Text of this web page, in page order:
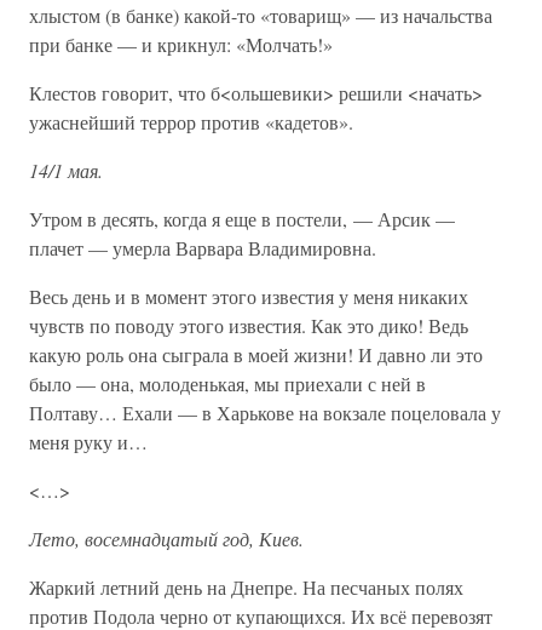
хлыстом (в банке) какой-то «товарищ» — из начальства
при банке — и крикнул: «Молчать!»
Клестов говорит, что б<ольшевики> решили <начать>
ужаснейший террор против «кадетов».
14/1 мая.
Утром в десять, когда я еще в постели, — Арсик —
плачет — умерла Варвара Владимировна.
Весь день и в момент этого известия у меня никаких
чувств по поводу этого известия. Как это дико! Ведь
какую роль она сыграла в моей жизни! И давно ли это
было — она, молоденькая, мы приехали с ней в
Полтаву… Ехали — в Харькове на вокзале поцеловала у
меня руку и…
<…>
Лето, восемнадцатый год, Киев.
Жаркий летний день на Днепре. На песчаных полях
против Подола черно от купающихся. Их всё перевозят